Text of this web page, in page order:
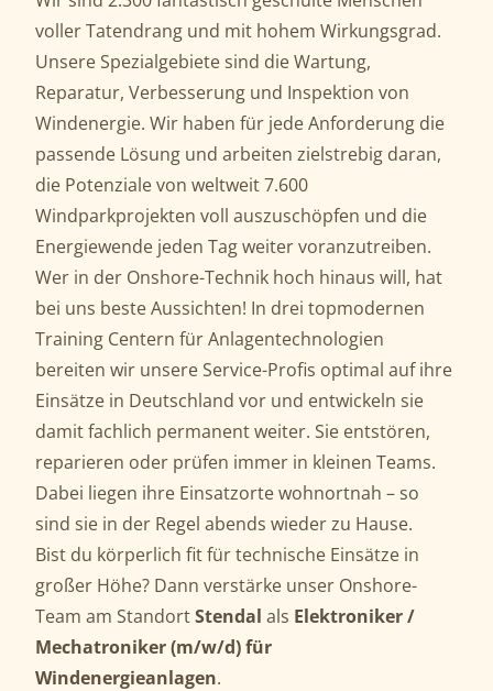
voller Tatendrang und mit hohem Wirkungsgrad.
Unsere Spezialgebiete sind die Wartung,
Reparatur, Verbesserung und Inspektion von
Windenergie. Wir haben für jede Anforderung die
passende Lösung und arbeiten zielstrebig daran,
die Potenziale von weltweit 7.600
Windparkprojekten voll auszuschöpfen und die
Energiewende jeden Tag weiter voranzutreiben.
Wer in der Onshore-Technik hoch hinaus will, hat
bei uns beste Aussichten! In drei topmodernen
Training Centern für Anlagentechnologien
bereiten wir unsere Service-Profis optimal auf ihre
Einsätze in Deutschland vor und entwickeln sie
damit fachlich permanent weiter. Sie entstören,
reparieren oder prüfen immer in kleinen Teams.
Dabei liegen ihre Einsatzorte wohnortnah – so
sind sie in der Regel abends wieder zu Hause.
Bist du körperlich fit für technische Einsätze in
großer Höhe? Dann verstärke unser Onshore-
Team am StandortStendal als Elektroniker /
Mechatroniker (m/w/d) für
Windenergieanlagen.